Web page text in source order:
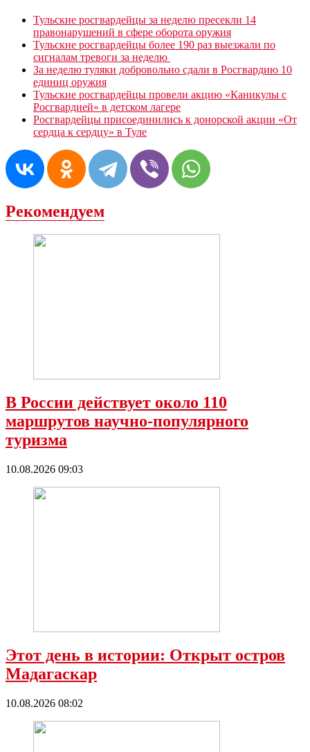
Тульские росгвардейцы за неделю пресекли 14
правонарушений в сфере оборота оружия
Тульские росгвардейцы более 190 раз выезжали по
сигналам тревоги за неделю
За неделю туляки добровольно сдали в Росгвардию 10
единиц оружия
Тульские росгвардейцы провели акцию «Каникулы с
Росгвардией» в детском лагере
Росгвардейцы присоединились к донорской акции «От
сердца к сердцу» в Туле
Рекомендуем
В России действует около 110
маршрутов научно-популярного
туризма
10.08.2026 09:03
Этот день в истории: Открыт остров
Мадагаскар
10.08.2026 08:02